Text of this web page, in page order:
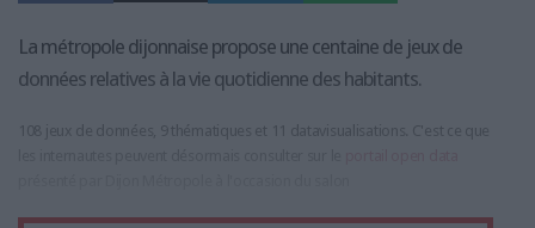
La métropole dijonnaise propose une centaine de jeux de
données relatives à la vie quotidienne des habitants.
108 jeux de données, 9 thématiques et 11 datavisualisations. C'est ce que